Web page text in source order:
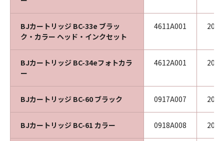
BJカートリッジ BC-33e ブラッ
ク・カラー ヘッド・インクセット
4611A001
BJカートリッジ BC-34eフォトカラ
ー
4612A001
BJカートリッジ BC-60 ブラック 0917A007
BJカートリッジ BC-61 カラー 0918A008